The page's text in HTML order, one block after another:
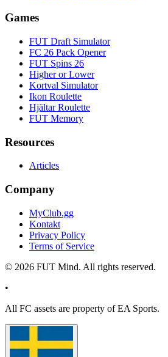
Games
FUT Draft Simulator
FC 26 Pack Opener
FUT Spins 26
Higher or Lower
Kortval Simulator
Ikon Roulette
Hjältar Roulette
FUT Memory
Resources
Articles
Company
MyClub.gg
Kontakt
Privacy Policy
Terms of Service
© 2026 FUT Mind. All rights reserved.
•
All FC assets are property of EA Sports.